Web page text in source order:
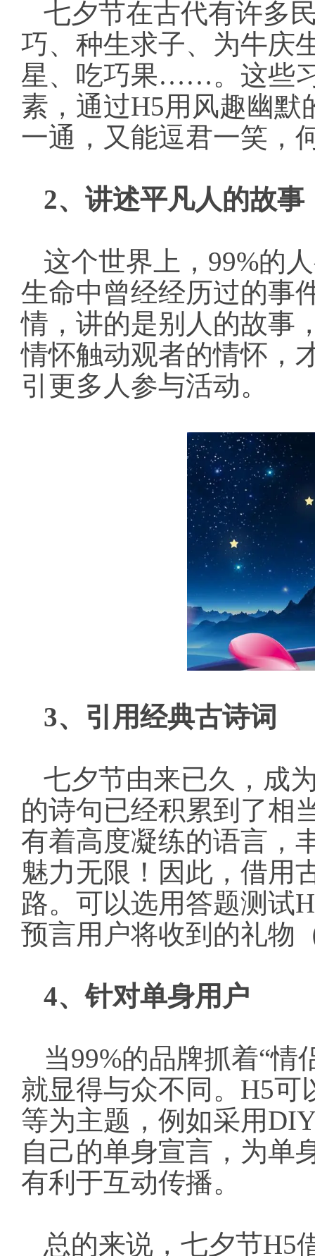
七夕节在古代有许多
巧、种生求子、为牛庆
星、吃巧果……。这些习
素，通过H5用风趣幽
一通，又能逗君一笑，
2、讲述平凡人的故事
这个世界上， 99%的
生命中曾经经历过的事
情，讲的是别人的故事
情怀触动观者的情怀，
引更多人参与活动。
3、引用经典古诗词
七夕节由来已久，成
的诗句已经积累到了相
有着高度凝练的语言，
魅力无限！因此，借用
路。可以选用答题测试
预言用户将收到的礼物
4、针对单身用户
当99%的品牌抓着“情
就显得与众不同。H5可
等为主题，例如采用
自己的单身宣言，为单
有利于互动传播。
总的来说，七夕节H5